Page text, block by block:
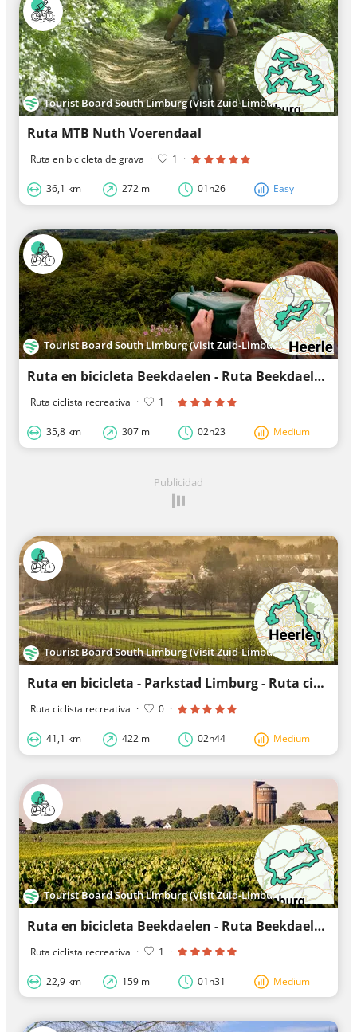
Tourist Board South Limburg (Visit Zuid-Limburg)
Ruta MTB Nuth Voerendaal
Ruta en bicicleta de grava · 1 ·
36,1 km 272 m 01h26 Easy
Tourist Board South Limburg (Visit Zuid-Limburg)
Ruta en bicicleta Beekdaelen - Ruta Beekdaelen Oeste-lazo
Ruta ciclista recreativa · 1 ·
35,8 km 307 m 02h23 Medium
Publicidad
Tourist Board South Limburg (Visit Zuid-Limburg)
Ruta en bicicleta - Parkstad Limburg - Ruta ciclista de la circunvalación
Ruta ciclista recreativa · 0 ·
41,1 km 422 m 02h44 Medium
Tourist Board South Limburg (Visit Zuid-Limburg)
Ruta en bicicleta Beekdaelen - Ruta Beekdaelen Sur-lazo
Ruta ciclista recreativa · 1 ·
22,9 km 159 m 01h31 Medium